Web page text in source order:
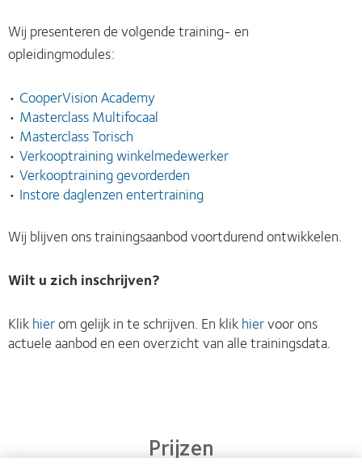
Wij presenteren de volgende training- en
opleidingmodules:
• CooperVision Academy
• Masterclass Multifocaal
• Masterclass Torisch
• Verkooptraining winkelmedewerker
• Verkooptraining gevorderden
• Instore daglenzen entertraining
Wij blijven ons trainingsaanbod voortdurend ontwikkelen.
Wilt u zich inschrijven?
Klikhierom gelijk in te schrijven. En klikhiervoor ons
actuele aanbod en een overzicht van alle trainingsdata.
Prijzen